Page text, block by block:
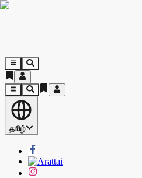
தமிழ்